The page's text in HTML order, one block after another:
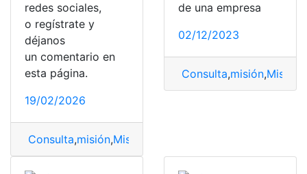
redes sociales,
o regístrate y
déjanos
un comentario en
esta página.
19/02/2026
Consulta,misión,Misión y visión
de una empresa
02/12/2023
Consulta,misión,Misión